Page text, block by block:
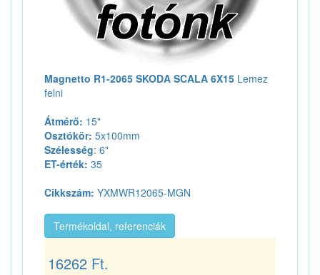
Magnetto R1-2065 SKODA SCALA 6X15 Lemez
felni
Átmérő: 15"
Osztókör: 5x100mm
Szélesség: 6"
ET-érték: 35
Cikkszám: YXMWR12065-MGN
Termékoldal, referenciák
16262 Ft.